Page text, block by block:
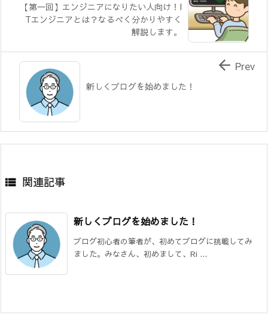
【第一回】エンジニアになりたい人向け！I
Tエンジニアとは？なるべく分かりやすく
解説します。
新しくブログを始めました！
 Prev
 関連記事
新しくブログを始めました！
ブログ初心者の筆者が、初めてブログに挑戦してみ
ました。みなさん、初めまして、Ri ...